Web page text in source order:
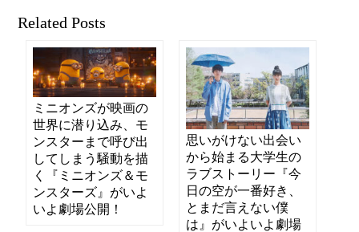
Related Posts
ミニオンズが映画の
世界に潜り込み、モ
ンスターまで呼び出
してしまう騒動を描
く『ミニオンズ＆モ
ンスターズ』がいよ
いよ劇場公開！
思いがけない出会い
から始まる大学生の
ラブストーリー『今
日の空が一番好き、
とまだ言えない僕
は』がいよいよ劇場